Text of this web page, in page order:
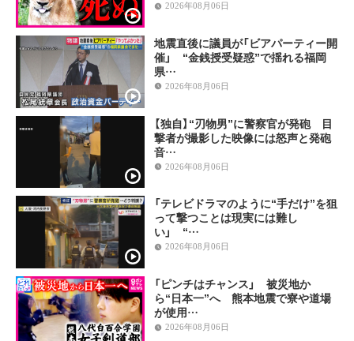
2026年08月06日
地震直後に議員が「ビアパーティー開
催」 “金銭授受疑惑”で揺れる福岡
県…
2026年08月06日
【独自】“刃物男”に警察官が発砲 目
撃者が撮影した映像には怒声と発砲
音…
2026年08月06日
「テレビドラマのように“手だけ”を狙
って撃つことは現実には難し
い」 “…
2026年08月06日
「ピンチはチャンス」 被災地か
ら“日本一”へ 熊本地震で寮や道場
が使用…
2026年08月06日